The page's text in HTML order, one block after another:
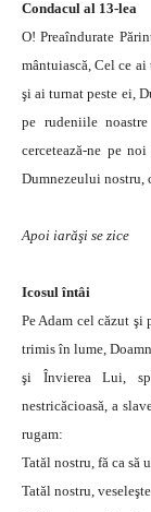
Condacul al 13-lea
O! Preaîndurate
mântuiască, Cel ce
şi ai turnat peste ei,
pe rudeniile
cercetează-ne pe
Dumnezeului nostru,
Apoi iarăşi se zice
Icosul întâi
Pe Adam cel căzut şi
trimis în lume,
şi Învierea Lui,
nestricăcioasă, a
rugam:
Tatăl nostru, fă ca să
Tatăl nostru,